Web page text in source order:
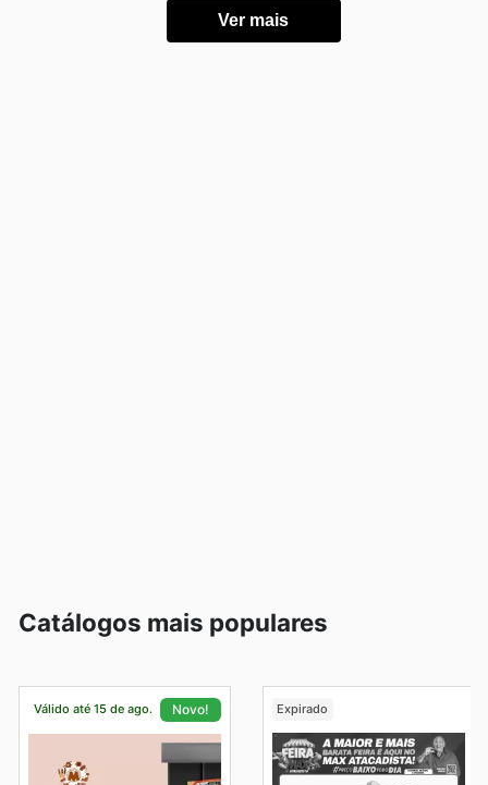
Ver mais
Catálogos mais populares
Válido até 15 de ago. Novo! Expirado